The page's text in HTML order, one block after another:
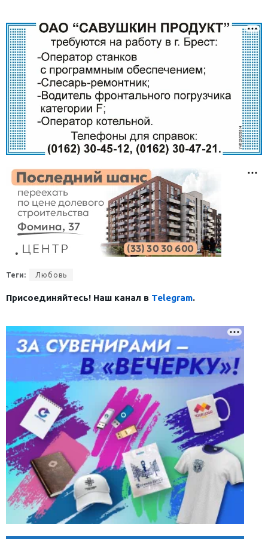
Теги: Любовь
Присоединяйтесь! Наш канал в Telegram.